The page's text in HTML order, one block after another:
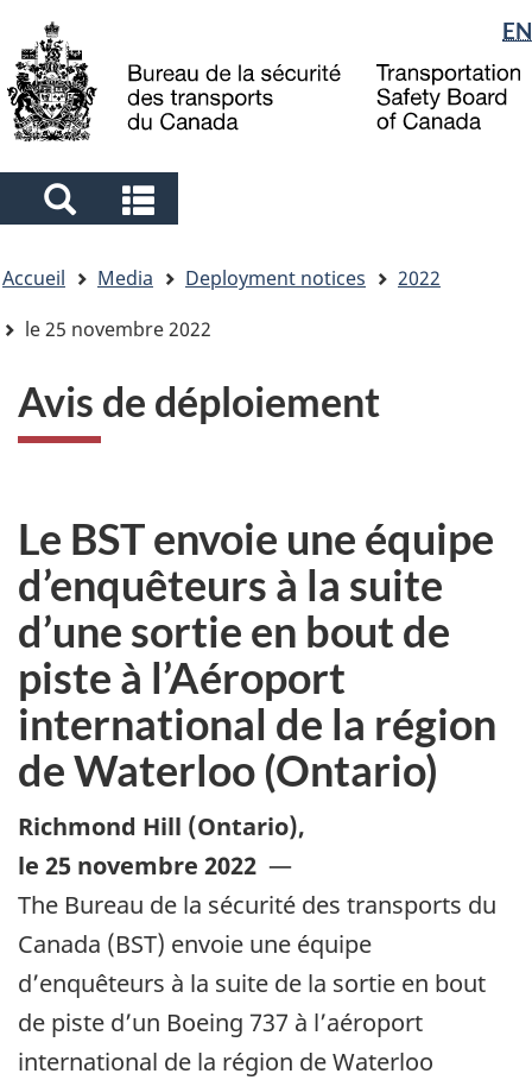
to
main
to
"About
government"
à
la
Sélection
de
la
langue
EN
Search
and
menus
and
menus
êtes
ici
Accueil Media Deployment notices
2022
le 25 novembre 2022
Avis de déploiement
Le BST envoie une équipe
d’enquêteurs à la suite
d’une sortie en bout de
piste à l’Aéroport
international de la région
de Waterloo (Ontario)
Richmond Hill (Ontario),
le 25 novembre 2022 —
The Bureau de la sécurité des transports du
Canada (BST) envoie une équipe
d’enquêteurs à la suite de la sortie en bout
de piste d’un Boeing 737 à l’aéroport
international de la région de Waterloo